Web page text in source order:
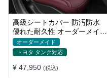
高級シートカバー 防汚防水
優れた耐久性 オーダーメイド
オーダーメイド
トヨタ タンク対応
¥ 47,950 (税込)